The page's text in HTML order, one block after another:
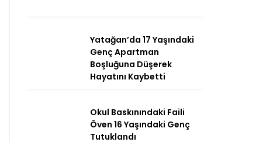
Yatağan’da 17 Yaşındaki
Genç Apartman
Boşluğuna Düşerek
Hayatını Kaybetti
Okul Baskınındaki Faili
Öven 16 Yaşındaki Genç
Tutuklandı